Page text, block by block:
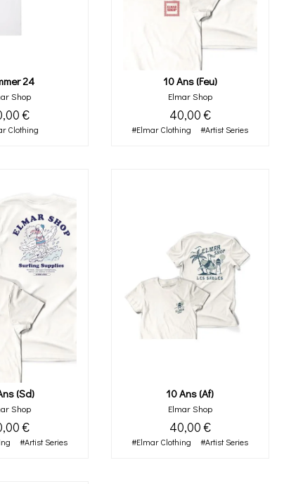
24
Shop
€
Clothing
10 Ans (feu)
Elmar Shop
40,00 €
#Elmar Clothing #Artist Series
(sd)
Shop
€
#Artist Series
10 Ans (af)
Elmar Shop
40,00 €
#Elmar Clothing #Artist Series